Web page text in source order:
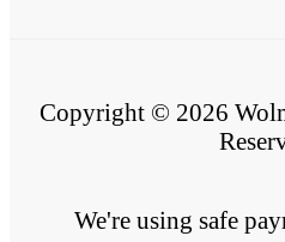
Copyright © 2026
We're using safe